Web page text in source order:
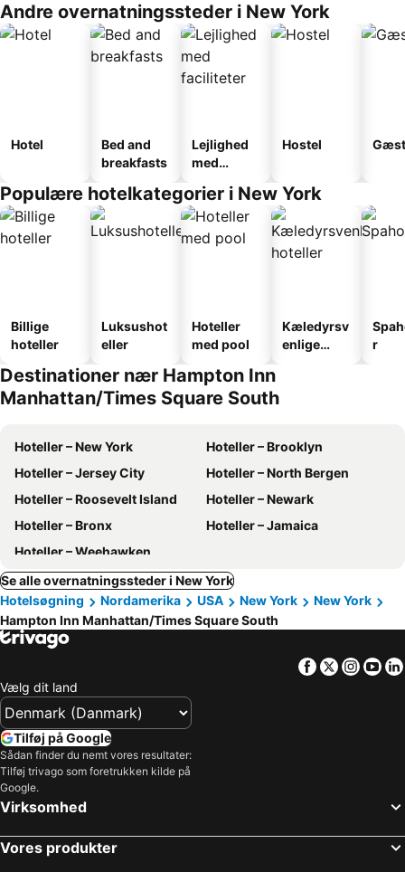
Andre overnatningssteder i New York
Hotel
Bed and
breakfasts
Lejlighed
med
Hostel
Populære hotelkategorier i New York
Billige
hoteller
Luksushot
eller
Hoteller
med pool
Kæledyrsv
enlige
r
Destinationer nær Hampton Inn
Manhattan/Times Square South
Hoteller – New York
Hoteller – Brooklyn
Hoteller – Jersey City
Hoteller – North Bergen
Hoteller – Roosevelt Island
Hoteller – Newark
Hoteller – Bronx
Hoteller – Jamaica
Hoteller – Weehawken
Se alle overnatningssteder i New York
Hotelsøgning
Nordamerika USA New York
New York
Hampton Inn Manhattan/Times Square South
Facebook
Twitter
Vælg dit land
Tilføj på Google
Sådan finder du nemt vores resultater:
Tilføj trivago som foretrukken kilde på
Google.
Virksomhed
Vores produkter